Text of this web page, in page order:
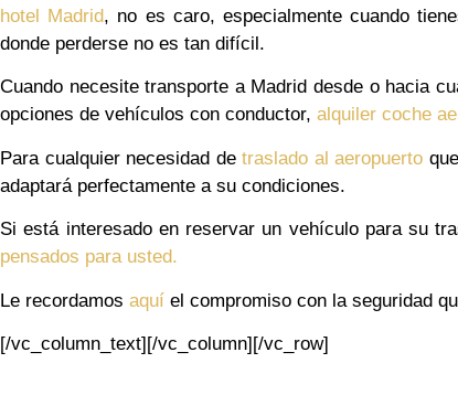
hotel Madrid, no es caro, especialmente cuando
donde perderse no es tan difícil.
Cuando necesite transporte a Madrid desde o hacia
opciones de vehículos con conductor, alquiler coche
Para cualquier necesidad detraslado al aeropuerto
adaptará perfectamente a su condiciones.
Si está interesado en reservar un vehículo para su
pensados para usted.
Le recordamos aquí el compromiso con la seguridad
[/vc_column_text][/vc_column][/vc_row]